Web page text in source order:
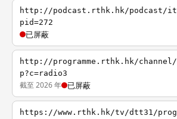
http://podcast.rthk.hk/podcast/
pid=272
已屏蔽
http://programme.rthk.hk/
p?c=radio3
截至 2026 年 已屏蔽
https://www.rthk.hk/tv/dtt31/